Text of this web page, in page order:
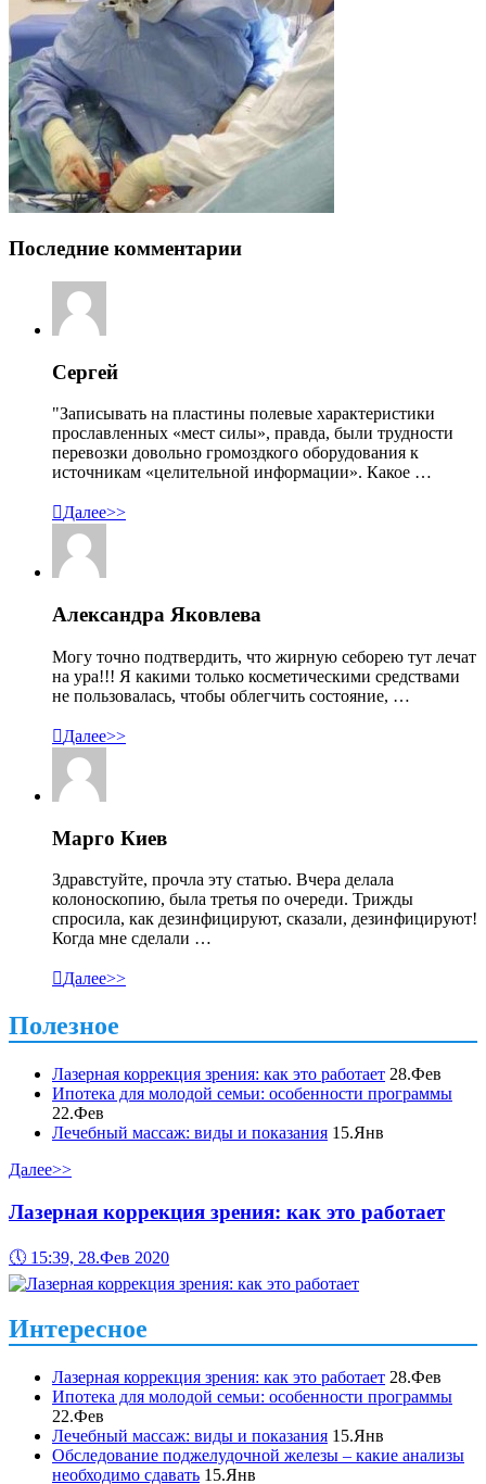
Последние комментарии
Сергей
"Записывать на пластины полевые характеристики
прославленных «мест силы», правда, были трудности
перевозки довольно громоздкого оборудования к
источникам «целительной информации». Какое …
Далее>>
Александра Яковлева
Могу точно подтвердить, что жирную себорею тут лечат
на ура!!! Я какими только косметическими средствами
не пользовалась, чтобы облегчить состояние, …
Далее>>
Марго Киев
Здравстуйте, прочла эту статью. Вчера делала
колоноскопию, была третья по очереди. Трижды
спросила, как дезинфицируют, сказали, дезинфицируют!
Когда мне сделали …
Далее>>
Полезное
Лазерная коррекция зрения: как это работает 28.Фев
Ипотека для молодой семьи: особенности программы
22.Фев
Лечебный массаж: виды и показания 15.Янв
Далее>>
Лазерная коррекция зрения: как это работает
🕔 15:39, 28.Фев 2020
Интересное
Лазерная коррекция зрения: как это работает 28.Фев
Ипотека для молодой семьи: особенности программы
22.Фев
Лечебный массаж: виды и показания 15.Янв
Обследование поджелудочной железы – какие анализы
необходимо сдавать 15.Янв